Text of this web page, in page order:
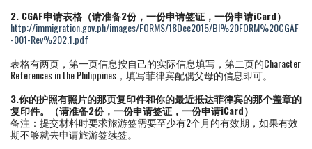
2. CGAF申请表格 （请准备2份，一份申请签证，一份申请iCard）
http://immigration.gov.ph/images/FORMS/18Dec2015/BI%20FORM%20CGAF
-001-Rev%202.1.pdf
表格有两页，第一页信息按自己的实际信息填写，第二页的Character
References in the Philippines，填写菲律宾配偶父母的信息即可。
3.你的护照有照片的那页复印件和你的最近抵达菲律宾的那个盖章的
复印件。
（请准备2份，一份申请签证，一份申请iCard）
备注：提交材料时要求旅游签需要至少有2个月的有效期，如果有效
期不够就去申请旅游签续签。